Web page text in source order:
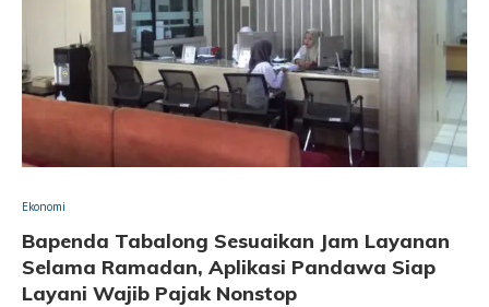
Ekonomi
Bapenda Tabalong Sesuaikan Jam Layanan
Selama Ramadan, Aplikasi Pandawa Siap
Layani Wajib Pajak Nonstop